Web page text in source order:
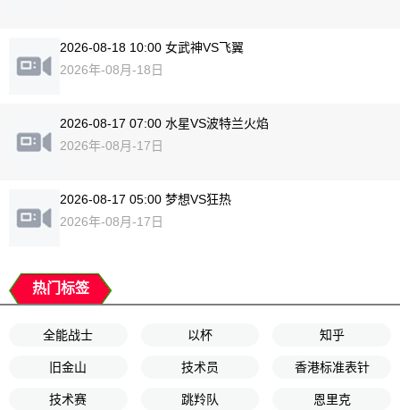
2026-08-18 10:00 女武神VS飞翼
2026年-08月-18日
2026-08-17 07:00 水星VS波特兰火焰
2026年-08月-17日
2026-08-17 05:00 梦想VS狂热
2026年-08月-17日
热门标签
全能战士 以杯 知乎
旧金山 技术员 香港标准表针
技术赛 跳羚队 恩里克